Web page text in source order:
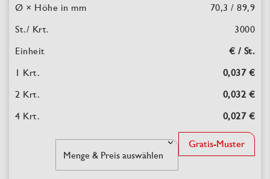
70,3 / 89,9
3000
€ / St.
0,037 €
0,032 €
0,027 €
Gratis-Muster